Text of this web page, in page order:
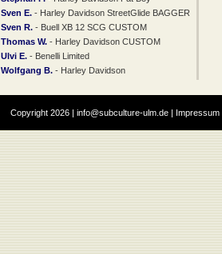
Sven E.- Harley Davidson StreetGlide BAGGER
Sven R.- Buell XB 12 SCG CUSTOM
Thomas W.- Harley Davidson CUSTOM
Ulvi E.- Benelli Limited
Wolfgang B.- Harley Davidson
Copyright 2026 | info@subculture-ulm.de| Impressum